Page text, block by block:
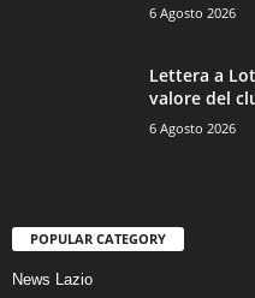
6 Agosto 2026
Lettera a
valore del
6 Agosto 2026
POPULAR CATEGORY
News Lazio